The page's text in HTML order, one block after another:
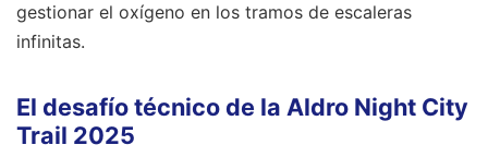
gestionar el oxígeno en los tramos de escaleras
infinitas.
El desafío técnico de la Aldro Night City
Trail 2025